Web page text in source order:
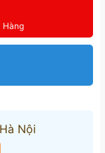
Hàng
Nội